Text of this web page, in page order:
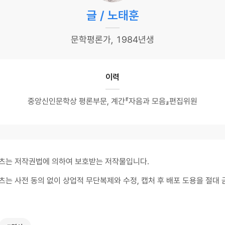
글 / 노태훈
문학평론가, 1984년생
이력
중앙신인문학상 평론부문, 계간『자음과 모음』편집위원
는 저작권법에 의하여 보호받는 저작물입니다.
는 사전 동의 없이 상업적 무단복제와 수정, 캡처 후 배포 도용을 절대